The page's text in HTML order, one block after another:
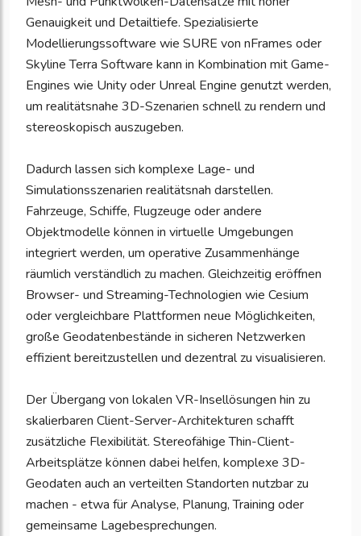
Genauigkeit und Detailtiefe. Spezialisierte
Modellierungssoftware wie SURE von nFrames oder
Skyline Terra Software kann in Kombination mit Game-
Engines wie Unity oder Unreal Engine genutzt werden,
um realitätsnahe 3D-Szenarien schnell zu rendern und
stereoskopisch auszugeben.
Dadurch lassen sich komplexe Lage- und
Simulationsszenarien realitätsnah darstellen.
Fahrzeuge, Schiffe, Flugzeuge oder andere
Objektmodelle können in virtuelle Umgebungen
integriert werden, um operative Zusammenhänge
räumlich verständlich zu machen. Gleichzeitig eröffnen
Browser- und Streaming-Technologien wie Cesium
oder vergleichbare Plattformen neue Möglichkeiten,
große Geodatenbestände in sicheren Netzwerken
effizient bereitzustellen und dezentral zu visualisieren.
Der Übergang von lokalen VR-Insellösungen hin zu
skalierbaren Client-Server-Architekturen schafft
zusätzliche Flexibilität. Stereofähige Thin-Client-
Arbeitsplätze können dabei helfen, komplexe 3D-
Geodaten auch an verteilten Standorten nutzbar zu
machen - etwa für Analyse, Planung, Training oder
gemeinsame Lagebesprechungen.